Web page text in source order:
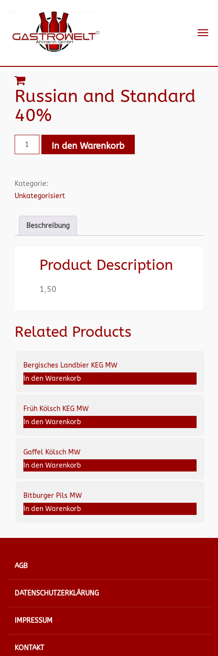
Russian and Standard
40%
In den Warenkorb
Kategorie:
Unkategorisiert
Beschreibung
Product Description
1,50
Related Products
Bergisches Landbier KEG MW
In den Warenkorb
Früh Kölsch KEG MW
In den Warenkorb
Gaffel Kölsch MW
In den Warenkorb
Bitburger Pils MW
In den Warenkorb
AGB
DATENSCHUTZERKLÄRUNG
IMPRESSUM
KONTAKT